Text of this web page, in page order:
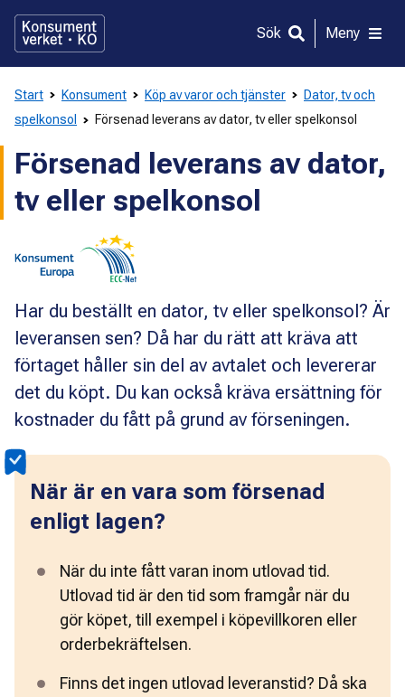
direkt
innehållet
Sök Meny
Start Konsument Köp av varor och tjänster
Dator, tv och
spelkonsol
Försenad leverans av dator, tv eller spelkonsol
Försenad leverans av dator,
tv eller spelkonsol
Har du beställt en dator, tv eller spelkonsol? Är
leveransen sen? Då har du rätt att kräva att
förtaget håller sin del av avtalet och levererar
det du köpt. Du kan också kräva ersättning för
kostnader du fått på grund av förseningen.
När är en vara som försenad
enligt lagen?
När du inte fått varan inom utlovad tid.
Utlovad tid är den tid som framgår när du
gör köpet, till exempel i köpevillkoren eller
orderbekräftelsen.
Finns det ingen utlovad leveranstid? Då ska